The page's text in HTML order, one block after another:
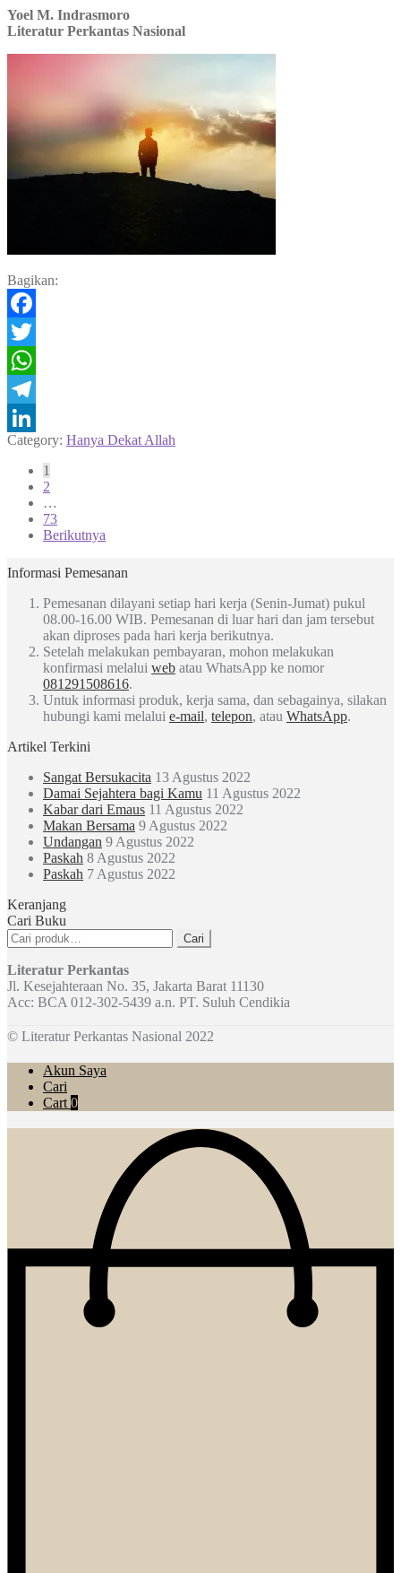
Yoel M. Indrasmoro
Literatur Perkantas Nasional
Bagikan:
Facebook
Twitter
WhatsApp
Telegram
LinkedIn
Category: Hanya Dekat Allah
Paginasi
pos
1
2
…
73
Berikutnya
Informasi Pemesanan
Pemesanan dilayani setiap hari kerja (Senin-Jumat) pukul
08.00-16.00 WIB. Pemesanan di luar hari dan jam tersebut
akan diproses pada hari kerja berikutnya.
Setelah melakukan pembayaran, mohon melakukan
konfirmasi melalui web atau WhatsApp ke nomor
081291508616.
Untuk informasi produk, kerja sama, dan sebagainya, silakan
hubungi kami melalui e-mail, telepon, atau WhatsApp.
Artikel Terkini
Sangat Bersukacita 13 Agustus 2022
Damai Sejahtera bagi Kamu 11 Agustus 2022
Kabar dari Emaus 11 Agustus 2022
Makan Bersama 9 Agustus 2022
Undangan 9 Agustus 2022
Paskah 8 Agustus 2022
Paskah 7 Agustus 2022
Keranjang
Cari Buku
Pencarian
untuk:
Cari
Literatur Perkantas
Jl. Kesejahteraan No. 35, Jakarta Barat 11130
Acc: BCA 012-302-5439 a.n. PT. Suluh Cendikia
© Literatur Perkantas Nasional 2022
Akun Saya
Cari
Cart 0